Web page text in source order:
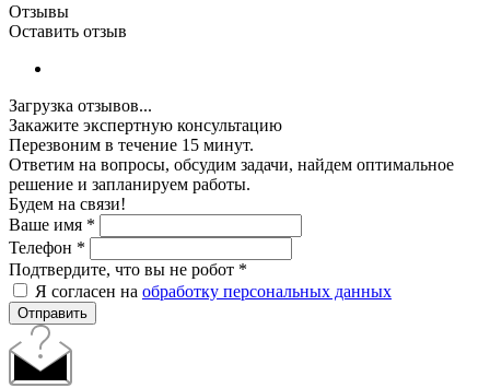
Отзывы
Оставить отзыв
Загрузка отзывов...
Закажите экспертную консультацию
Перезвоним в течение 15 минут.
Ответим на вопросы, обсудим задачи, найдем оптимальное
решение и запланируем работы.
Будем на связи!
Ваше имя *
Телефон *
Подтвердите, что вы не робот *
Я согласен на обработку персональных данных
Отправить